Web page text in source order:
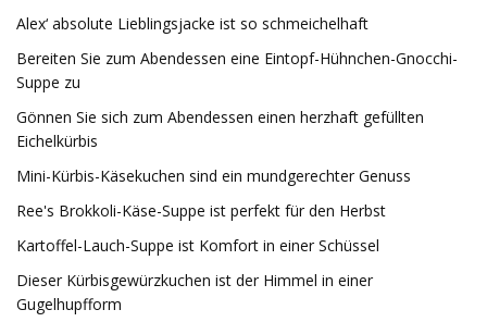
Alex‘ absolute Lieblingsjacke ist so schmeichelhaft
Bereiten Sie zum Abendessen eine Eintopf-Hühnchen-Gnocchi-
Suppe zu
Gönnen Sie sich zum Abendessen einen herzhaft gefüllten
Eichelkürbis
Mini-Kürbis-Käsekuchen sind ein mundgerechter Genuss
Ree's Brokkoli-Käse-Suppe ist perfekt für den Herbst
Kartoffel-Lauch-Suppe ist Komfort in einer Schüssel
Dieser Kürbisgewürzkuchen ist der Himmel in einer
Gugelhupfform